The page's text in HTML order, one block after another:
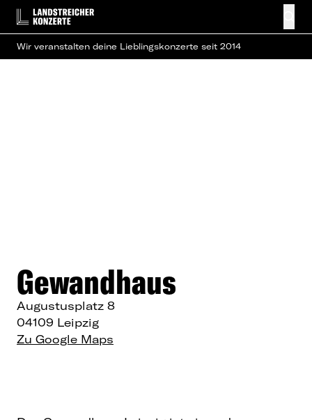
Wir veranstalten deine Lieblingskonzerte seit 2014
Gewandhaus
Augustusplatz 8
04109 Leipzig
Zu Google Maps